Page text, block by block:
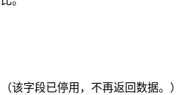
（该字段已停用，不再返回数据。）